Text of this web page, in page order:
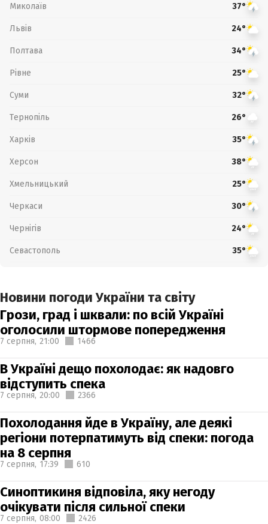
Миколаїв 37°
Львів 24°
Полтава 34°
Рівне 25°
Суми 32°
Тернопіль 26°
Харків 35°
Херсон 38°
Хмельницький 25°
Черкаси 30°
Чернігів 24°
Севастополь 35°
Новини погоди України та світу
Грози, град і шквали: по всій Україні
оголосили штормове попередження
7 серпня, 21:00 1466
В Україні дещо похолодає: як надовго
відступить спека
7 серпня, 20:00 2366
Похолодання йде в Україну, але деякі
регіони потерпатимуть від спеки: погода
на 8 серпня
7 серпня, 17:39 610
Синоптикиня відповіла, яку негоду
очікувати після сильної спеки
7 серпня, 08:00 2426